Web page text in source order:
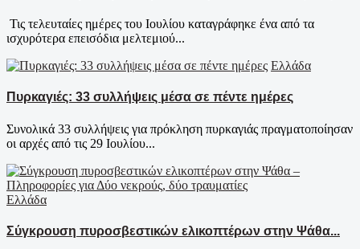
Τις τελευταίες ημέρες του Ιουλίου καταγράφηκε ένα από τα
ισχυρότερα επεισόδια μελτεμιού...
Ελλάδα
Πυρκαγιές: 33 συλλήψεις μέσα σε πέντε ημέρες
Συνολικά 33 συλλήψεις για πρόκληση πυρκαγιάς πραγματοποίησαν
οι αρχές από τις 29 Ιουλίου...
Ελλάδα
Σύγκρουση πυροσβεστικών ελικοπτέρων στην Ψάθα...